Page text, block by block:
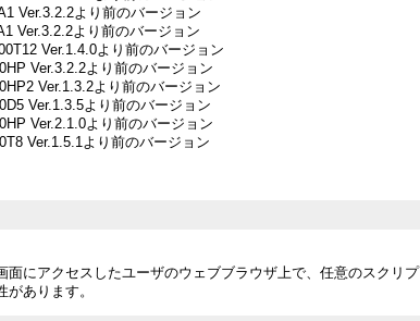
Ver.3.2.2より前のバージョン
Ver.3.2.2より前のバージョン
Ver.1.4.0より前のバージョン
Ver.3.2.2より前のバージョン
Ver.1.3.2より前のバージョン
Ver.1.3.5より前のバージョン
Ver.2.1.0より前のバージョン
Ver.1.5.1より前のバージョン
面にアクセスしたユーザのウェブブラウザ上で、任意のスクリプ
があります。